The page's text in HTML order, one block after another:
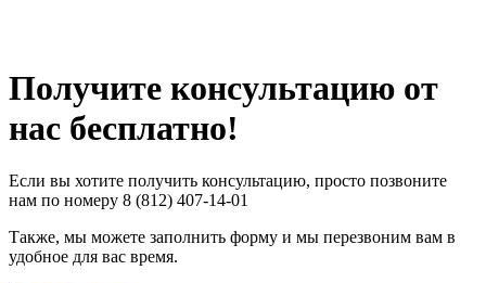
Получите консультацию от
нас бесплатно!
Если вы хотите получить консультацию, просто позвоните
нам по номеру 8 (812) 407-14-01
Также, мы можете заполнить форму и мы перезвоним вам в
удобное для вас время.